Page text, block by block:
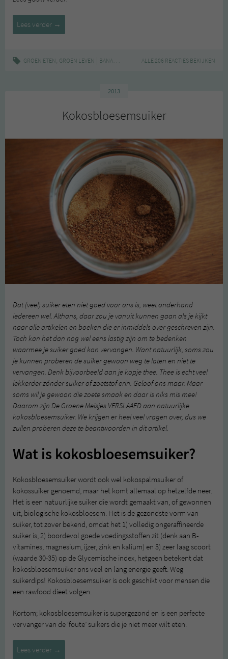
Lees verder Review:
verschillende
→
GROEN ETEN, GROEN LEVEN BANANENSUIKER ,BIJENPOLLEN,
ALLE 206 REACTIES BEKIJKEN
2013
Kokosbloesemsuiker
Dat (veel) suiker eten niet goed voor ons is, weet onderhand
iedereen wel. Althans, daar zou je vanuit kunnen gaan als je kijkt
naar alle artikelen en boeken die er inmiddels over geschreven zijn.
Toch kan het dan nog wel eens lastig zijn om te bedenken
waarmee je suiker goed kan vervangen. Want natuurlijk, soms zou
je kunnen proberen de suiker gewoon weg te laten en niet te
vervangen. Denk bijvoorbeeld aan je kopje thee. Thee is echt veel
lekkerder zónder suiker of zoetstof erin. Geloof ons maar. Maar
soms wil je gewoon die zoete smaak en daar is niks mis mee!
Daarom zijn De Groene Meisjes VERSLAAFD aan natuurlijke
kokosbloesemsuiker. We krijgen er heel veel vragen over, dus we
zullen proberen deze te beantwoorden in dit artikel.
Wat is kokosbloesemsuiker?
Kokosbloesemsuiker wordt ook wel kokospalmsuiker of
kokossuiker genoemd, maar het komt allemaal op hetzelfde neer.
Het is een natuurlijke suiker die wordt gemaakt van, of gewonnen
uit, biologische kokosbloesem. Het is de gezondste vorm van
suiker, tot zover bekend, omdat het 1) volledig ongeraffineerde
suiker is, 2) boordevol goede voedingsstoffen zit (denk aan B-
vitamines, magnesium, ijzer, zink en kalium) en 3) zeer laag scoort
(waarde 30-35) op de Glycemische index, hetgeen betekent dat
kokosbloesemsuiker ons veel en lang energie geeft. Weg
suikerdips! Kokosbloesemsuiker is ook geschikt voor mensen die
een rawfood dieet volgen.
Kortom; kokosbloesemsuiker is supergezond en is een perfecte
vervanger van de ‘foute’ suikers die je niet meer wilt eten.
Lees verder Kokosbloesemsuiker
→